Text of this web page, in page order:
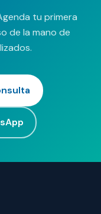
tu primera
de la mano de